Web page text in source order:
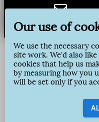
Zasílání novinek:
Přihlásit odběr
Our use of
We use the necessary
site work. We'd also
cookies that help us
by measuring how you
will be set only if you